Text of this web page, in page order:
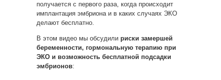
получается с первого раза, когда происходит
имплантация эмбриона и в каких случаях ЭКО
делают бесплатно.
В этом видео мы обсудили риски замершей
беременности, гормональную терапию при
ЭКО и возможность бесплатной подсадки
эмбрионов: